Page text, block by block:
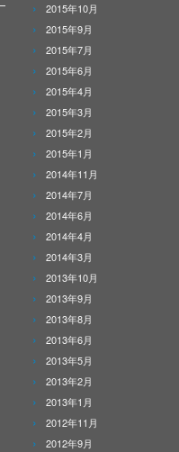
2015年10月
2015年9月
2015年7月
2015年6月
2015年4月
2015年3月
2015年2月
2015年1月
2014年11月
2014年7月
2014年6月
2014年4月
2014年3月
2013年10月
2013年9月
2013年8月
2013年6月
2013年5月
2013年2月
2013年1月
2012年11月
2012年9月